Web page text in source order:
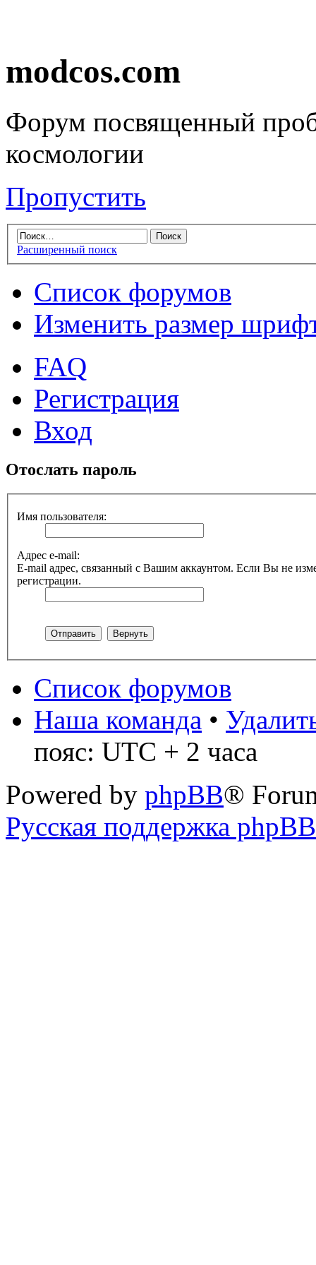
modcos.com
Форум посвященный
космологии
Пропустить
Расширенный поиск
Список форумов
Изменить размер
FAQ
Регистрация
Вход
Отослать пароль
Имя пользователя:
Адрес e-mail:
E-mail адрес, связанный с Вашим аккаунтом. Если Вы не
регистрации.
Список форумов
Наша команда •
пояс: UTC + 2 часа
Powered by phpBB®
Русская поддержка phpBB